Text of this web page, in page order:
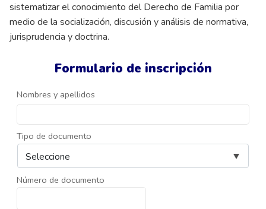
Formulario de inscripción
Nombres y apellidos
Tipo de documento
Número de documento
sistematizar el conocimiento del Derecho de Familia por
medio de la socialización, discusión y análisis de normativa,
jurisprudencia y doctrina.